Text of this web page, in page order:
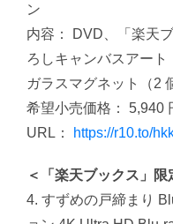
ン
内容： DVD、「楽天
ろしキャンバスアート
ガラスマグネット（2
希望小売価格： 5,940
URL：
https://r10.to/
＜「楽天ブックス」限
4. すずめの戸締まり